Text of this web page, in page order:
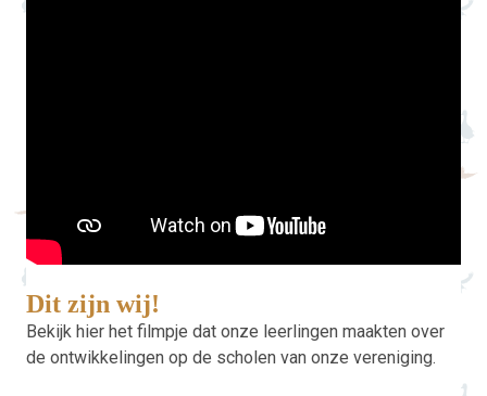
Dit zijn wij!
Bekijk hier het filmpje dat onze leerlingen maakten over
de ontwikkelingen op de scholen van onze vereniging.